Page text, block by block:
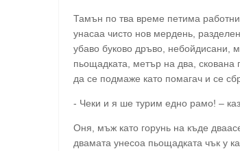
Тамън по тва време петима
унасаа чисто нов мердень,
убаво буково дръво, небойдисани,
пьощадката, метър на два, скована
да се подмаже като помагач и се
- Чеки и я ше турим едно рамо! –
Оня, мъж като горунь на къде
двамата унесоа пьощадката чък у